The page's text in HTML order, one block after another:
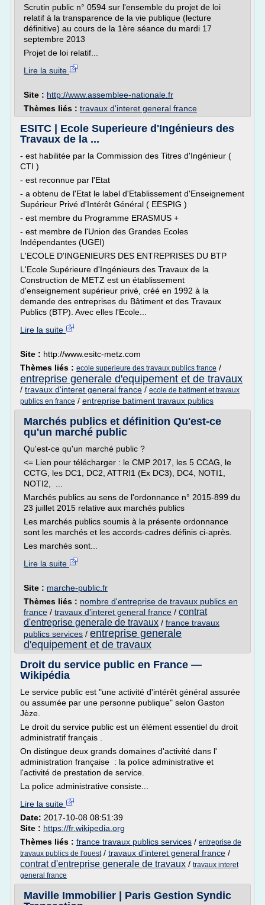
Scrutin public n° 0594 sur l'ensemble du projet de loi
relatif à la transparence de la vie publique (lecture
définitive) au cours de la 1ère séance du mardi 17
septembre 2013
Projet de loi relatif...
Lire la suite
Site : http://www.assemblee-nationale.fr
Thèmes liés : travaux d'interet general france
ESITC | Ecole Superieure d'Ingénieurs des
Travaux de la ...
- est habilitée par la Commission des Titres d'Ingénieur (
CTI )
- est reconnue par l'Etat
- a obtenu de l'Etat le label d'Etablissement d'Enseignement
Supérieur Privé d'Intérêt Général ( EESPIG )
- est membre du Programme ERASMUS +
- est membre de l'Union des Grandes Ecoles
Indépendantes (UGEI)
L'ECOLE D'INGENIEURS DES ENTREPRISES DU BTP
L'Ecole Supérieure d'Ingénieurs des Travaux de la
Construction de METZ est un établissement
d'enseignement supérieur privé, créé en 1992 à la
demande des entreprises du Bâtiment et des Travaux
Publics (BTP). Avec elles l'Ecole...
Lire la suite
Site : http://www.esitc-metz.com
Thèmes liés : ecole superieure des travaux publics france /
entreprise generale d'equipement et de travaux
/ travaux d'interet general france / ecole de batiment et travaux
publics en france / entreprise batiment travaux publics
Marchés publics et définition Qu'est-ce
qu'un marché public
Qu'est-ce qu'un marché public ?
<= Lien pour télécharger : le CMP 2017, les 5 CCAG, le
CCTG, les DC1, DC2, ATTRI1 (Ex DC3), DC4, NOTI1,
NOTI2, ...
Marchés publics au sens de l'ordonnance n° 2015-899 du
23 juillet 2015 relative aux marchés publics
Les marchés publics soumis à la présente ordonnance
sont les marchés et les accords-cadres définis ci-après.
Les marchés sont...
Lire la suite
Site : marche-public.fr
Thèmes liés : nombre d'entreprise de travaux publics en
france / travaux d'interet general france / contrat
d'entreprise generale de travaux / france travaux
publics services / entreprise generale
d'equipement et de travaux
Droit du service public en France —
Wikipédia
Le service public est "une activité d'intérêt général assurée
ou assumée par une personne publique" selon Gaston
Jèze.
Le droit du service public est un élément essentiel du droit
administratif français .
On distingue deux grands domaines d'activité dans l'
administration française : la police administrative et
l'activité de prestation de service.
La police administrative consiste...
Lire la suite
Date: 2017-10-08 08:51:39
Site : https://fr.wikipedia.org
Thèmes liés : france travaux publics services / entreprise de
travaux publics de l'ouest/ travaux d'interet general france /
contrat d'entreprise generale de travaux / travaux interet
general france
Maville Immobilier | Paris Gestion Syndic